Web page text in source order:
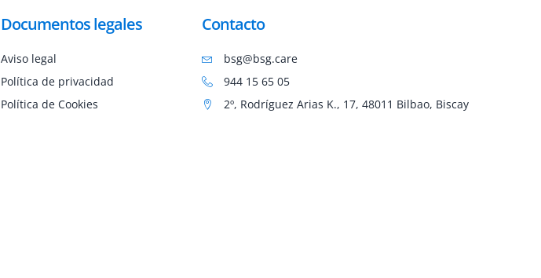
Documentos legales
Aviso legal
Política de privacidad
Política de Cookies
Contacto
bsg@bsg.care
944 15 65 05
2º, Rodríguez Arias K., 17, 48011 Bilbao, Biscay